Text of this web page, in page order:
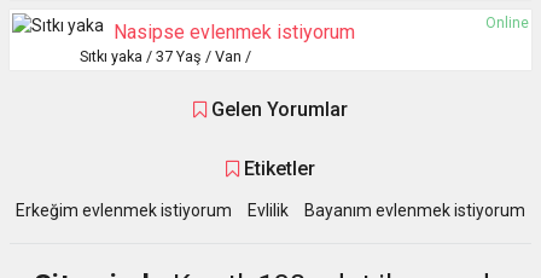
Online
Nasipse evlenmek istiyorum
Sıtkı yaka / 37 Yaş / Van /
Gelen Yorumlar
Etiketler
Erkeğim evlenmek istiyorum Evlilik Bayanım evlenmek istiyorum